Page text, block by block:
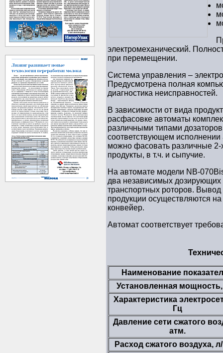
электромеханический.
при перемещении.
Система управления –
Предусмотрена полная
диагностика неисправностей.
В зависимости от вида
расфасовке автоматы
различными типами
соответствующем исполнении
можно фасовать различные
продукты, в т.ч. и сыпучие.
На автомате модели NB-
два независимых дозирующих
транспортных роторов. Вывод
продукции осуществляются
конвейер.
Автомат соответствует
Наименование
Установленная
Характеристика
Гц
Давление сети сжатого
атм.
Расход сжатого воздуха,